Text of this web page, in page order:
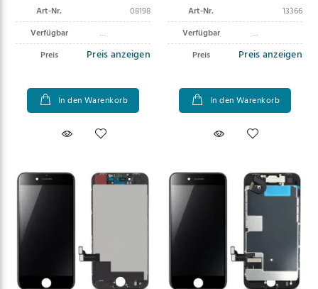
SE (2022 ) schwarz
Art-Nr.
08198
Verfügbar
Preis
Preis anzeigen
In den Warenkorb
Art-Nr.
13366
Verfügbar
Preis
Preis anzeigen
In den Warenkorb